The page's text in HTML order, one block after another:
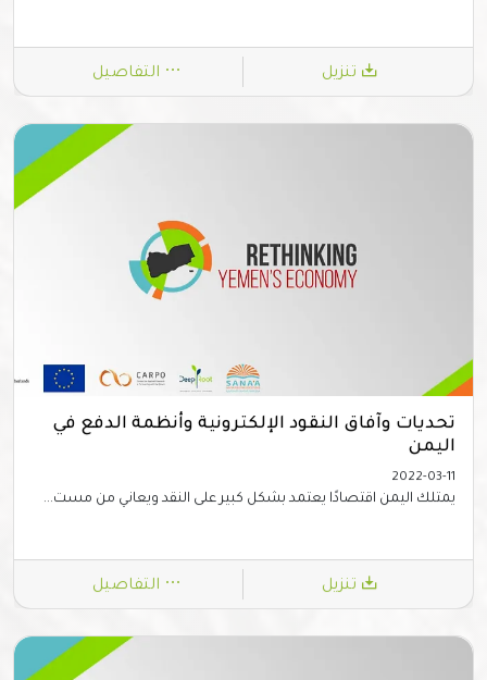
تنزيل التفاصيل
تحديات وآفاق النقود الإلكترونية وأنظمة الدفع في
اليمن
2022-03-11
يمتلك اليمن اقتصادًا يعتمد بشكل كبير على النقد ويعاني من مست...
تنزيل التفاصيل